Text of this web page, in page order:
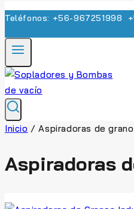
Teléfonos: +56-967251998
Inicio / Aspiradoras de grano
Aspiradoras